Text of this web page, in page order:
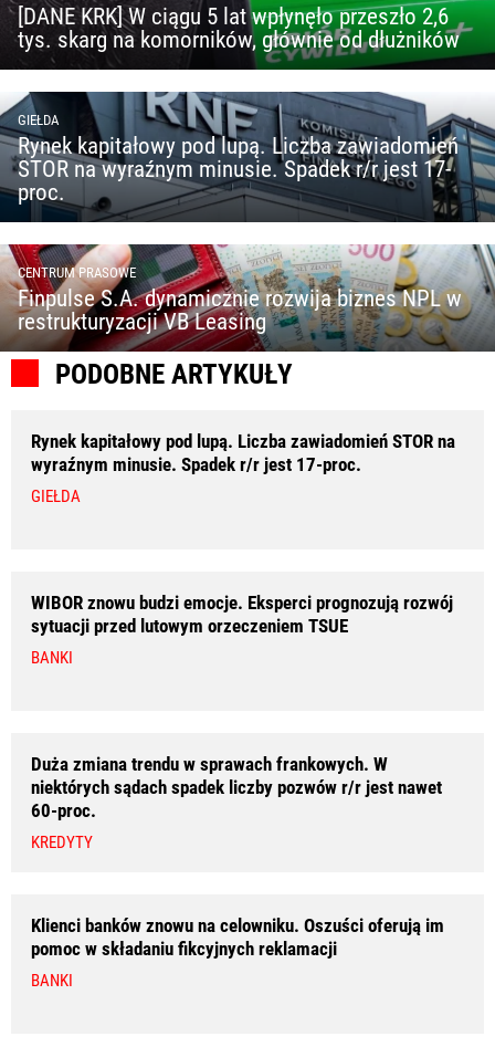
[DANE KRK] W ciągu 5 lat wpłynęło przeszło 2,6
tys. skarg na komorników, głównie od dłużników
GIEŁDA
Rynek kapitałowy pod lupą. Liczba zawiadomień
STOR na wyraźnym minusie. Spadek r/r jest 17-
proc.
CENTRUM PRASOWE
Finpulse S.A. dynamicznie rozwija biznes NPL w
restrukturyzacji VB Leasing
PODOBNE ARTYKUŁY
Rynek kapitałowy pod lupą. Liczba zawiadomień STOR na
wyraźnym minusie. Spadek r/r jest 17-proc.
GIEŁDA
WIBOR znowu budzi emocje. Eksperci prognozują rozwój
sytuacji przed lutowym orzeczeniem TSUE
BANKI
Duża zmiana trendu w sprawach frankowych. W
niektórych sądach spadek liczby pozwów r/r jest nawet
60-proc.
KREDYTY
Klienci banków znowu na celowniku. Oszuści oferują im
pomoc w składaniu fikcyjnych reklamacji
BANKI